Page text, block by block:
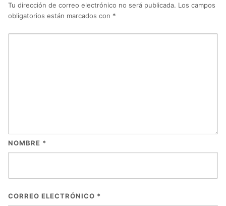
Tu dirección de correo electrónico no será publicada. Los campos
obligatorios están marcados con *
NOMBRE *
CORREO ELECTRÓNICO *